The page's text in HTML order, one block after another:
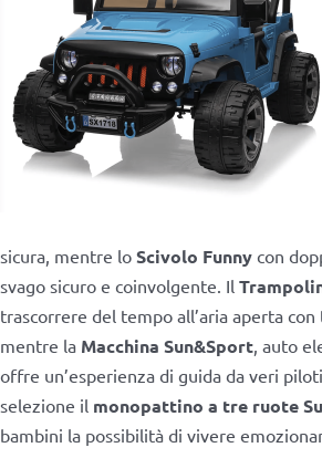
sicura, mentre lo Scivolo Funny con
svago sicuro e coinvolgente. Il
trascorrere del tempo all’aria aperta
mentre la Macchina Sun&Sport, auto
offre un’esperienza di guida da veri
selezione il monopattino a tre ruote
bambini la possibilità di vivere